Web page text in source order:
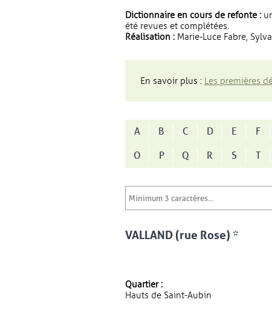
Dictionnaire en cours de refonte :
été revues et complétées.
Réalisation : Marie-Luce Fabre,
En savoir plus : Les premières
A B C D E F
O
P Q R S T
VALLAND (rue Rose) *
Quartier :
Hauts de Saint-Aubin